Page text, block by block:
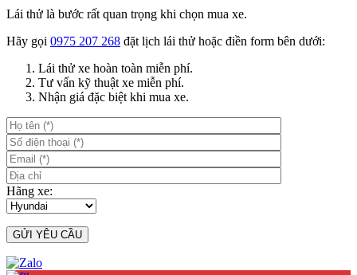
Lái thử là bước rất quan trọng khi chọn mua xe.
Hãy gọi 0975 207 268 đặt lịch lái thử hoặc điền form bên dưới:
Lái thử xe hoàn toàn miễn phí.
Tư vấn kỹ thuật xe miễn phí.
Nhận giá đặc biệt khi mua xe.
Hãng xe: